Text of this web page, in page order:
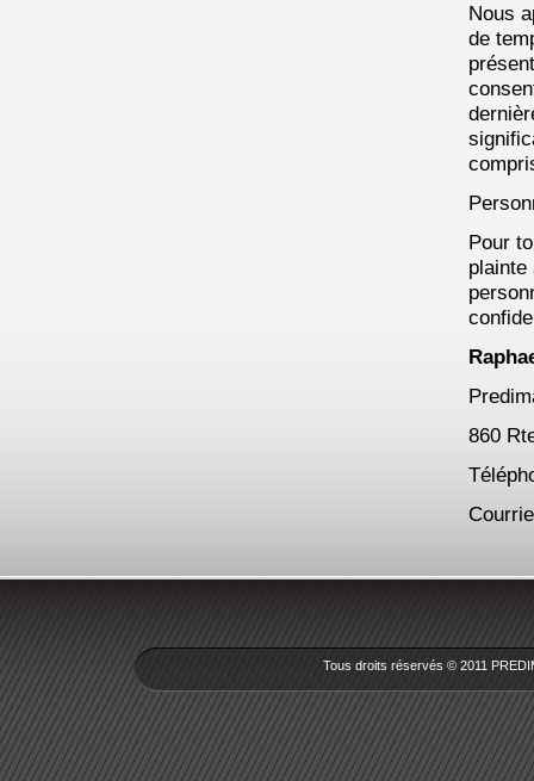
Nous
de
Pour
plainte
860
Tous droits réservés © 2011